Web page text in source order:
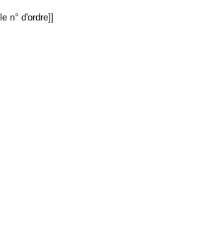
n° d'ordre]]